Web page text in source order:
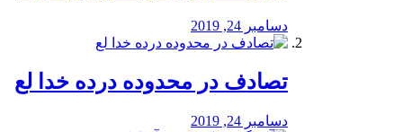
دسامبر 24, 2019
تصادف در محدوده درده خدا لع
دسامبر 24, 2019